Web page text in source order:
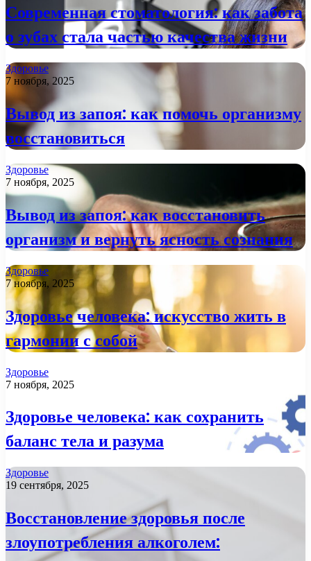
Современная стоматология: как забота
о зубах стала частью качества жизни
Здоровье
7 ноября, 2025
Вывод из запоя: как помочь организму
восстановиться
Здоровье
7 ноября, 2025
Вывод из запоя: как восстановить
организм и вернуть ясность сознания
Здоровье
7 ноября, 2025
Здоровье человека: искусство жить в
гармонии с собой
Здоровье
7 ноября, 2025
Здоровье человека: как сохранить
баланс тела и разума
Здоровье
19 сентября, 2025
Восстановление здоровья после
злоупотребления алкоголем: